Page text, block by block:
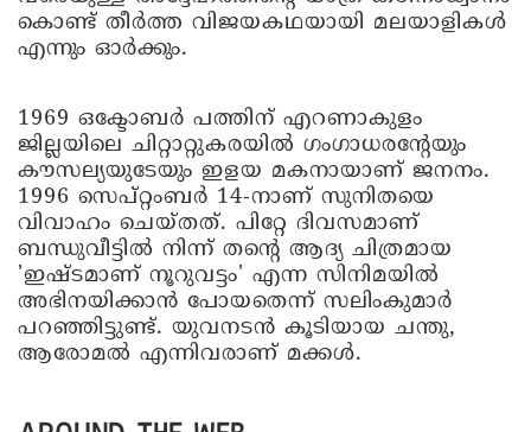
കൊണ്ട് തീർത്ത വിജയകഥയായി മലയാളികൾ
എന്നും ഓർക്കും.
1969 ഒക്ടോബർ പത്തിന് എറണാകുളം
ജില്ലയിലെ ചിറ്റാറ്റുകരയിൽ ഗംഗാധരന്റേയും
കൗസല്യയുടേയും ഇളയ മകനായാണ് ജനനം.
1996 സെപ്റ്റംബർ 14-നാണ് സുനിതയെ
വിവാഹം ചെയ്തത്. പിറ്റേ ദിവസമാണ്
ബന്ധുവീട്ടിൽ നിന്ന് തന്റെ ആദ്യ ചിത്രമായ
'ഇഷ്ടമാണ് നൂറുവട്ടം' എന്ന സിനിമയിൽ
അഭിനയിക്കാൻ പോയതെന്ന് സലിംകുമാർ
പറഞ്ഞിട്ടുണ്ട്. യുവനടൻ കൂടിയായ ചന്തു,
ആരോമൽ എന്നിവരാണ് മക്കൾ.